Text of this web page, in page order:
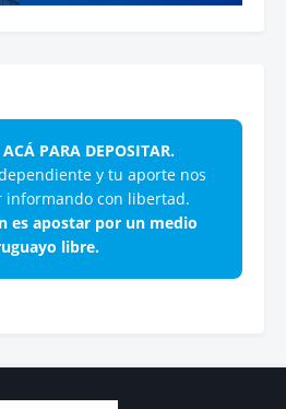
PARA DEPOSITAR.
y tu aporte nos
informando con libertad.
es apostar por un medio
libre.